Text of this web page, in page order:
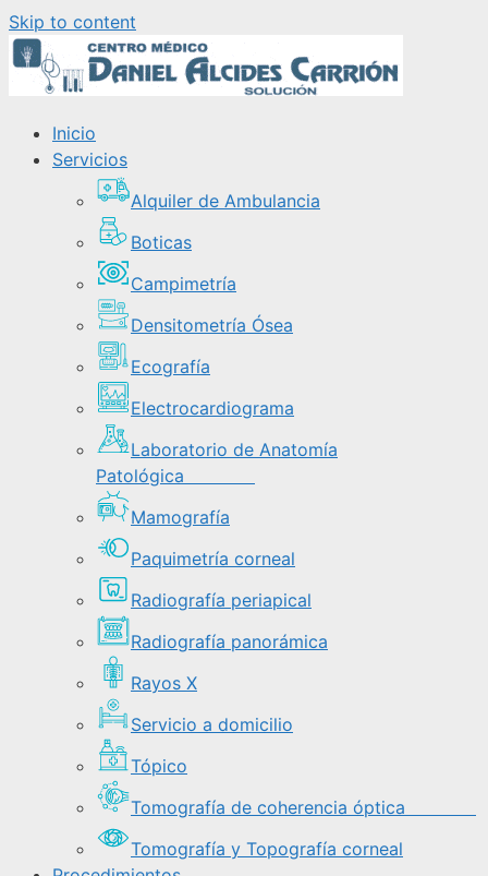
Skip to content
Inicio
Servicios
Alquiler de Ambulancia
Boticas
Campimetría
Densitometría Ósea
Ecografía
Electrocardiograma
Laboratorio de Anatomía
Patológica
Mamografía
Paquimetría corneal
Radiografía periapical
Radiografía panorámica
Rayos X
Servicio a domicilio
Tópico
Tomografía de coherencia óptica
Tomografía y Topografía corneal